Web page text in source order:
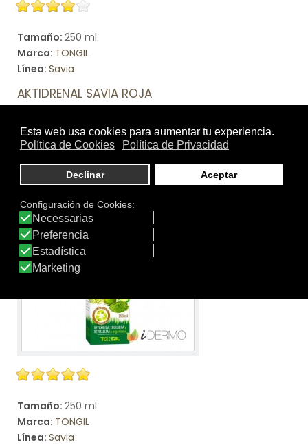
Tamaño: 250 ml.
Marca: TONGIL
Línea: Savia
AKTIDRENAL SAVIA ROJA
concentrados de plantas, verduras y frutas, semillas de
quinoa, vitaminas y minerales.
Ver producto
Tamaño: 250 ml.
Marca: TONGIL
Línea: Savia